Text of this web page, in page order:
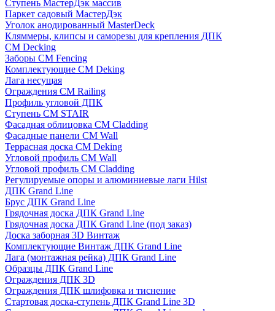
Ступень МастерДэк массив
Паркет садовый МастерДэк
Уголок анодированный MasterDeck
Кляммеры, клипсы и саморезы для крепления ДПК
CM Decking
Заборы CM Fencing
Комплектующие CM Deking
Лага несущая
Ограждения CM Railing
Профиль угловой ДПК
Ступень CM STAIR
Фасадная облицовка CM Cladding
Фасадные панели CM Wall
Террасная доска CM Deking
Угловой профиль CM Wall
Угловой профиль CM Cladding
Регулируемые опоры и алюминиевые лаги Hilst
ДПК Grand Line
Брус ДПК Grand Line
Грядочная доска ДПК Grand Line
Грядочная доска ДПК Grand Line (под заказ)
Доска заборная 3D Винтаж
Комплектующие Винтаж ДПК Grand Line
Лага (монтажная рейка) ДПК Grand Line
Образцы ДПК Grand Line
Ограждения ДПК 3D
Ограждения ДПК шлифовка и тиснение
Стартовая доска-ступень ДПК Grand Line 3D